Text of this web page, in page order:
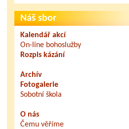
Náš sbor
Kalendář akcí
On-line bohoslužby
Rozpis kázání
Archív
Fotogalerie
Sobotní škola
O nás
Čemu věříme